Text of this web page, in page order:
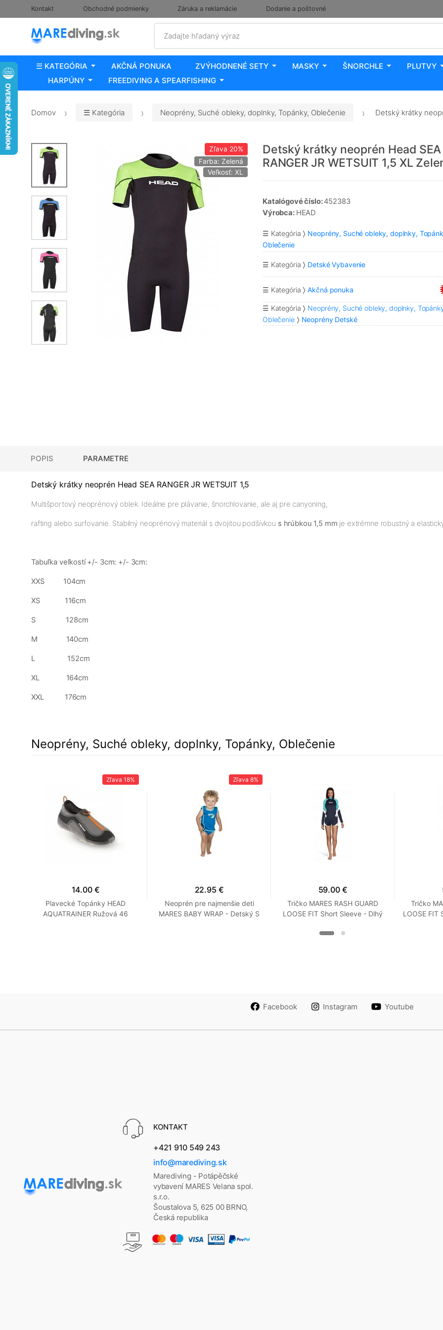
Kontakt Obchodné podmienky Záruka a reklamácie Dodanie a poštovné
Zadajte hľadaný výraz
☰ KATEGÓRIA AKČNÁ PONUKA ZVÝHODNENÉ SETY MASKY ŠNORCHLE
PLUTVY
HARPÚNY
FREEDIVING A SPEARFISHING
Domov ☰ Kategória Neoprény, Suché obleky, doplnky, Topánky, Oblečenie Detský krátky
Zľava 20%
Farba: Zelená
Veľkosť: XL
Detský krátky neoprén Head SEA
RANGER JR WETSUIT 1,5 XL
Katalógové číslo:452383
Výrobca: HEAD
☰ Kategória
Neoprény, Suché obleky, doplnky,
Oblečenie
☰ Kategória Detské Vybavenie
☰ Kategória Akčná ponuka
☰ Kategória
Neoprény, Suché obleky, doplnky,
Oblečenie
Neoprény Detské
POPIS PARAMETRE
Detský krátky neoprén Head SEA RANGER JR WETSUIT 1,5
Multišportový neoprénový oblek. Ideálne pre plávanie, šnorchlovanie, ale aj pre canyoning,
rafting alebo surfovanie. Stabilný neoprénový materiál s dvojitou podšívkou s hrúbkou 1,5 mm je extrémne robustný a
Tabuľka veľkostí +/- 3cm: +/- 3cm:
XXS 104cm
XS 116cm
S 128cm
M 140cm
L 152cm
XL 164cm
XXL 176cm
Neoprény, Suché obleky, doplnky, Topánky, Oblečenie
Zľava 18%
14.00 €
Plavecké Topánky HEAD
AQUATRAINER Ružová 46
Zľava 8%
22.95 €
Neoprén pre najmenšie deti
MARES BABY WRAP - Detský S
59.00 €
Tričko MARES RASH GUARD
LOOSE FIT Short Sleeve - Dlhý
XXS Tyrkysová
Tričko
LOOSE FIT
Facebook Instagram Youtube
KONTAKT
+421 910 549 243
info@marediving.sk
Marediving - Potápěčské
vybavení MARES Velana spol.
s.r.o.
Šoustalova 5, 625 00 BRNO,
Česká republika